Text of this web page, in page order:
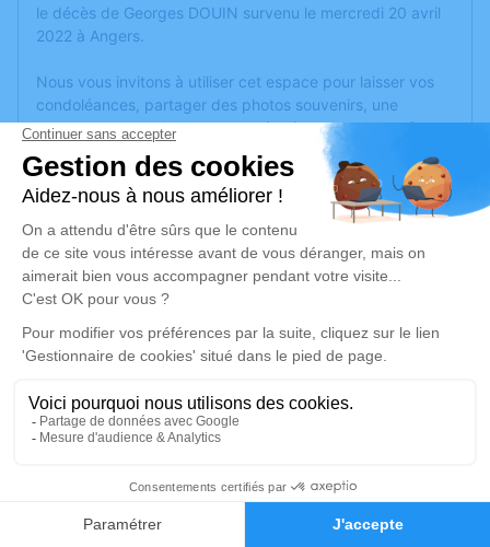
Faire-part Hommages
le décès de Georges DOUIN survenu le mercredi 20 avril
2022 à Angers.
Nous vous invitons à utiliser cet espace pour laisser vos
condoléances, partager des photos souvenirs, une
anecdote ou exprimer vos pensées à travers des poèmes
ou des textes. Cet endroit est un lieu d'expression dédié à
honorer la mémoire de Georges DOUIN.
Un service de plantation d’arbre hommage estdisponible
samedi 23 avril 2022 à 14h30
Eglise Saint-Aubin (Pruniers) de
Bouchemaine